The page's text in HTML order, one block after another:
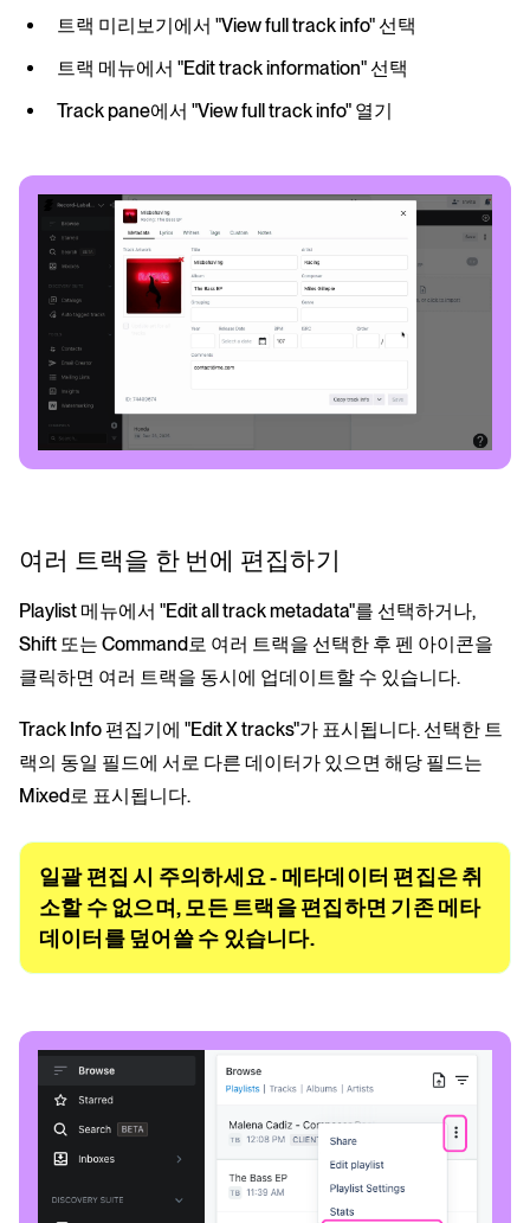
트랙 미리보기에서 "View full track info" 선택
트랙 메뉴에서 "Edit track information" 선택
Track pane에서 "View full track info" 열기
여러 트랙을 한 번에 편집하기
Playlist 메뉴에서 "Edit all track metadata"를 선택하거나,
Shift 또는 Command로 여러 트랙을 선택한 후 펜 아이콘을
클릭하면 여러 트랙을 동시에 업데이트할 수 있습니다.
Track Info 편집기에 "Edit X tracks"가 표시됩니다. 선택한 트
랙의 동일 필드에 서로 다른 데이터가 있으면 해당 필드는
Mixed로 표시됩니다.
일괄 편집 시 주의하세요 - 메타데이터 편집은 취
소할 수 없으며, 모든 트랙을 편집하면 기존 메타
데이터를 덮어쓸 수 있습니다.